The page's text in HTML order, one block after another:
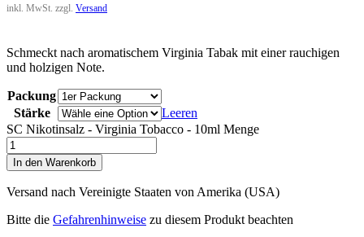
inkl. MwSt. zzgl. Versand
Schmeckt nach aromatischem Virginia Tabak mit einer rauchigen
und holzigen Note.
Packung
Stärke
Leeren
SC Nikotinsalz - Virginia Tobacco - 10ml Menge
In den Warenkorb
Versand nach Vereinigte Staaten von Amerika (USA)
Bitte die Gefahrenhinweise zu diesem Produkt beachten